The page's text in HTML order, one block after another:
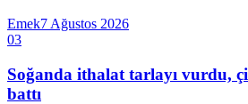
Emek7 Ağustos 2026
03
Soğanda ithalat tarlayı vurdu,
battı